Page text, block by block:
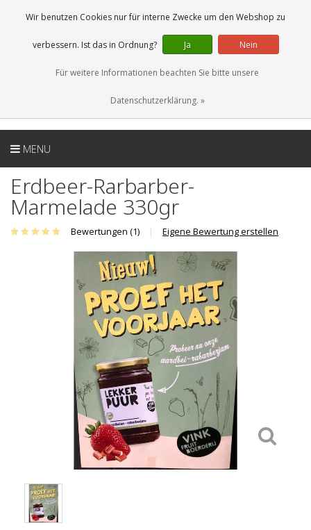
0 Artikel
DE
MENU
Erdbeer-Rarbarber-
Marmelade 330gr
Bewertungen (1) | Eigene Bewertung erstellen
Wir benutzen Cookies nur für interne Zwecke um den Webshop zu
verbessern. Ist das in Ordnung? Ja Nein
Für weitere Informationen beachten Sie bitte unsere
Datenschutzerklärung. »